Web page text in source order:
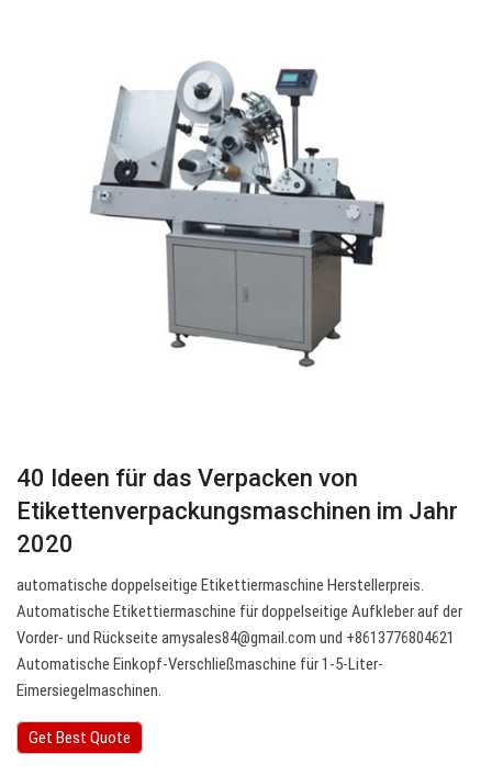
40 Ideen für das Verpacken von
Etikettenverpackungsmaschinen im Jahr
2020
automatische doppelseitige Etikettiermaschine Herstellerpreis.
Automatische Etikettiermaschine für doppelseitige Aufkleber auf der
Vorder- und Rückseite amysales84@gmail.com und +8613776804621
Automatische Einkopf-Verschließmaschine für 1-5-Liter-
Eimersiegelmaschinen.
Get Best Quote